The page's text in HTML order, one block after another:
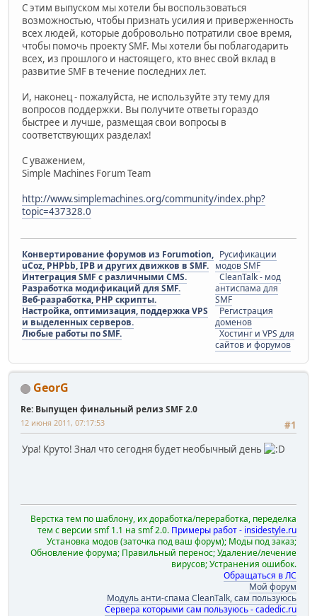
С этим выпуском мы хотели бы воспользоваться
возможностью, чтобы признать усилия и приверженность
всех людей, которые добровольно потратили свое время,
чтобы помочь проекту SMF. Мы хотели бы поблагодарить
всех, из прошлого и настоящего, кто внес свой вклад в
развитие SMF в течение последних лет.
И, наконец - пожалуйста, не используйте эту тему для
вопросов поддержки. Вы получите ответы гораздо
быстрее и лучше, размещая свои вопросы в
соответствующих разделах!
С уважением,
Simple Machines Forum Team
http://www.simplemachines.org/community/index.php?
topic=437328.0
Конвертирование форумов из Forumotion,
uCoz, PHPbb, IPB и других движков в SMF.
Интеграция SMF с различными CMS.
Разработка модификаций для SMF.
Веб-разработка, PHP скрипты.
Настройка, оптимизация, поддержка VPS
и выделенных серверов.
Любые работы по SMF.
Русификации
модов SMF
CleanTalk - мод
антиспама для
SMF
Регистрация
доменов
Хостинг и VPS для
сайтов и форумов
GeorG
Re: Выпущен финальный релиз SMF 2.0
#1
12 июня 2011, 07:17:53
Ура! Круто! Знал что сегодня будет необычный день
Верстка тем по шаблону, их доработка/переработка, переделка
тем с версии smf 1.1 на smf 2.0. Примеры работ - insidestyle.ru
Установка модов (заточка под ваш форум); Моды под заказ;
Обновление форума; Правильный перенос; Удаление/лечение
вирусов; Устранения ошибок.
Обращаться в ЛС
Мой форум
Модуль анти-спама CleanTalk, сам пользуюсь
Сервера которыми сам пользуюсь - cadedic.ru